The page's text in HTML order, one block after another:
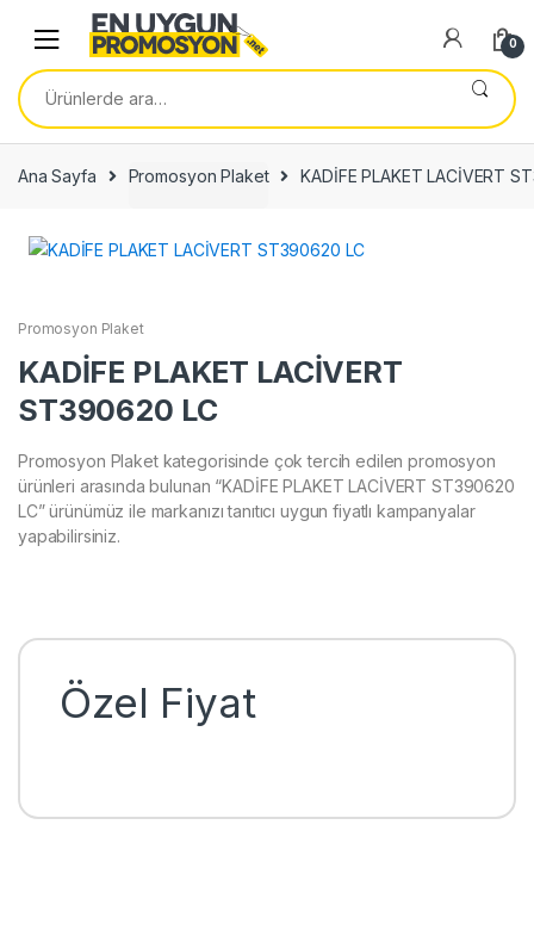
navigation
content
0
Ara:
Ana Sayfa Promosyon Plaket KADİFE PLAKET LACİVERT
Promosyon Plaket
KADİFE PLAKET LACİVERT
ST390620 LC
Promosyon Plaket kategorisinde çok tercih edilen promosyon
ürünleri arasında bulunan “KADİFE PLAKET LACİVERT ST390620
LC” ürünümüz ile markanızı tanıtıcı uygun fiyatlı kampanyalar
yapabilirsiniz.
Özel Fiyat